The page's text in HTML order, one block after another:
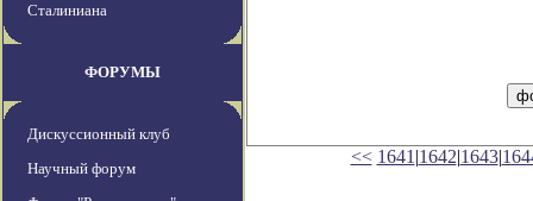
Сталиниана
ФОРУМЫ
Дискуссионный клуб
Научный форум
<< 1641 |1642|1643|